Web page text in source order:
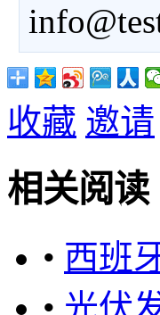
收藏 邀请
相关阅读
• 西班